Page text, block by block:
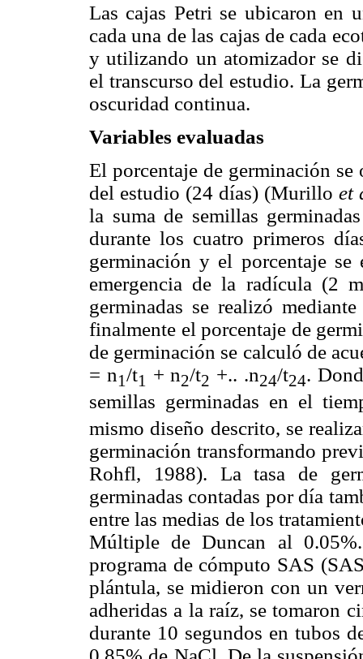
Las cajas Petri se ubicaron en
cada una de las cajas de cada
y utilizando un atomizador se
el transcurso del estudio. La
oscuridad continua.
Variables evaluadas
El porcentaje de germinación
del estudio (24 días) (Murilloet
la suma de semillas
durante los cuatro primeros
germinación y el porcentaje se
emergencia de la radícula (2
germinadas se realizó
finalmente el porcentaje de
de germinación se calculó de
= n1/t1 + n2/t2 +.. .n24/t24.
semillas germinadas en el
mismo diseño descrito, se
germinación transformando
Rohfl, 1988). La tasa de
germinadas contadas por día
entre las medias de los
Múltiple de Duncan al
programa de cómputo SAS
plántula, se midieron con un
adheridas a la raíz, se tomaron
durante 10 segundos en tubos